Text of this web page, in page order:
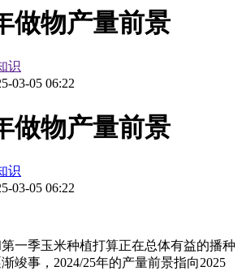
做物产量前景
识
03-05 06:22
做物产量前景
识
03-05 06:22
季玉米种植打算正在总体有益的播种
竣事，2024/25年的产量前景指向2025